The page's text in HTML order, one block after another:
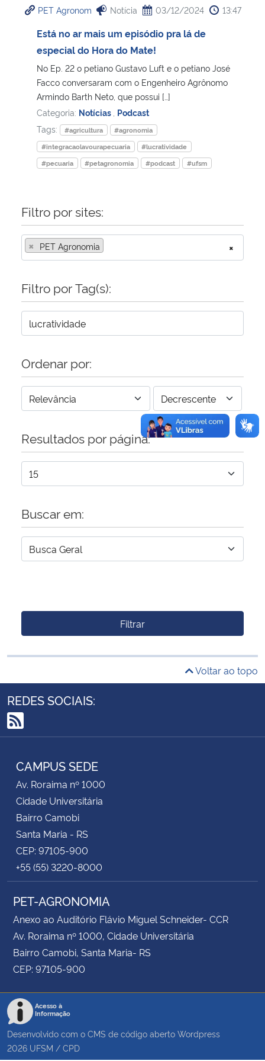
Ministério da Cidadania
Ministério de Minas e Energia
Ministério da Ciência, Tecnologia, Inovações e Comunicações
Ministério do Meio Ambiente
Ministério do Turismo
Ministério da Mulher, da Família e dos Direitos Humanos
Secretaria-Geral
Secretaria de Governo
Advocacia-Geral da União
PET Agronom Notícia 03/12/2024 13:47
Está no ar mais um episódio pra lá de
especial do Hora do Mate!
No Ep. 22 o petiano Gustavo Luft e o petiano José
Facco conversaram com o Engenheiro Agrônomo
Armindo Barth Neto, que possui […]
Categoria: Notícias Podcast
Tags:
#agricultura
#agronomia
#integracaolavourapecuaria
#lucratividade
#pecuaria
#petagronomia #podcast #ufsm
Filtro por sites:
×
× PET Agronomia
Filtro por Tag(s):
Ordenar por:
Resultados por página:
Buscar em:
Filtrar
Voltar ao topo
REDES SOCIAIS:
RSS
CAMPUS SEDE
Av. Roraima nº 1000
Cidade Universitária
Bairro Camobi
Santa Maria - RS
CEP: 97105-900
+55 (55) 3220-8000
PET-AGRONOMIA
Anexo ao Auditório Flávio Miguel Schneider- CCR
Av. Roraima nº 1000, Cidade Universitária
Bairro Camobi, Santa Maria- RS
CEP: 97105-900
Acesso à
Informação
Desenvolvido com o CMS de código aberto Wordpress
2026 UFSM / CPD